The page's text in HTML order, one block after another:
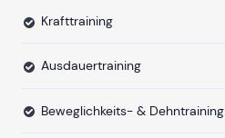
Krafttraining
Ausdauertraining
Beweglichkeits- & Dehntraining